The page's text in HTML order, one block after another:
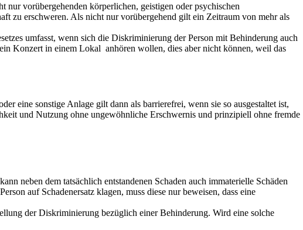
vorübergehenden körperlichen, geistigen oder psychischen
zu erschweren. Als nicht nur vorübergehend gilt ein Zeitraum von mehr als
umfasst, wenn sich die Diskriminierung der Person mit Behinderung auch
Konzert in einem Lokal anhören wollen, dies aber nicht können, weil das
eine sonstige Anlage gilt dann als barrierefrei, wenn sie so ausgestaltet ist,
und Nutzung ohne ungewöhnliche Erschwernis und prinzipiell ohne fremde
neben dem tatsächlich entstandenen Schaden auch immaterielle Schäden
auf Schadenersatz klagen, muss diese nur beweisen, dass eine
der Diskriminierung bezüglich einer Behinderung. Wird eine solche